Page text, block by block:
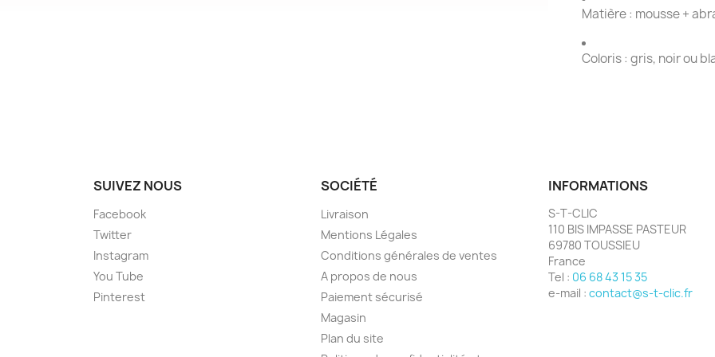
Matière : mousse +
Coloris : gris, noir ou
SUIVEZ NOUS
Facebook
Twitter
Instagram
You Tube
Pinterest
SOCIÉTÉ
Livraison
Mentions Légales
Conditions générales de ventes
A propos de nous
Paiement sécurisé
Magasin
Plan du site
INFORMATIONS
S-T-CLIC
110 BIS IMPASSE PASTEUR
69780 TOUSSIEU
France
Tel : 06 68 43 15 35
e-mail : contact@s-t-clic.fr